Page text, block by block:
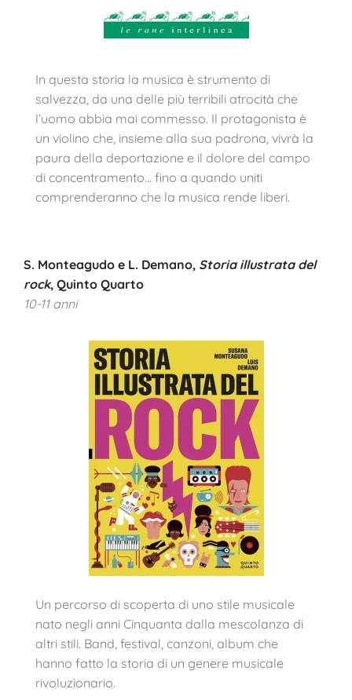
In questa storia la musica è strumento di
salvezza, da una delle più terribili atrocità che
l’uomo abbia mai commesso. Il protagonista è
un violino che, insieme alla sua padrona, vivrà la
paura della deportazione e il dolore del campo
di concentramento… fino a quando uniti
comprenderanno che la musica rende liberi.
S. Monteagudo e L. Demano, Storia illustrata del
rock, Quinto Quarto
10-11 anni
Un percorso di scoperta di uno stile musicale
nato negli anni Cinquanta dalla mescolanza di
altri stili. Band, festival, canzoni, album che
hanno fatto la storia di un genere musicale
rivoluzionario.